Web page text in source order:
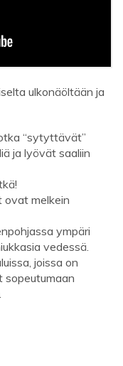
ulkonäöltään ja
“sytyttävät”
ja lyövät saaliin
ovat melkein
ympäri
vedessä.
joissa on
sopeutumaan